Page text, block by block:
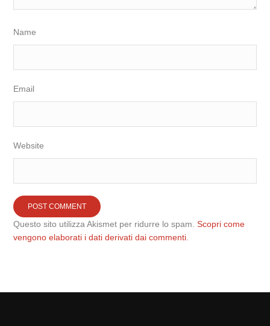
Name
Email
Website
Questo sito utilizza Akismet per ridurre lo spam.Scopri come
vengono elaborati i dati derivati dai commenti